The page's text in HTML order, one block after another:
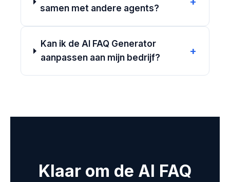
samen met andere agents?
Kan ik de AI FAQ Generator
aanpassen aan mijn bedrijf?
+
Klaar om de AI FAQ